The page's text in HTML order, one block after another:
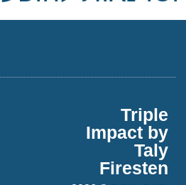
Triple
Impact by
Taly
Firesten